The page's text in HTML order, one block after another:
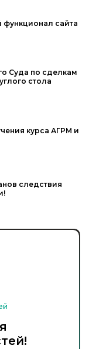
функционал сайта
Суда по сделкам
стола
курса АГРМ и
следствия